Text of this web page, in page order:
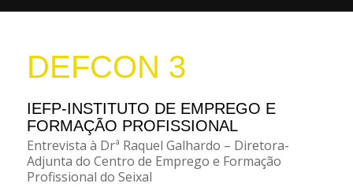
DEFCON 3
IEFP-INSTITUTO DE EMPREGO E
FORMAÇÃO PROFISSIONAL
Entrevista à Drª Raquel Galhardo – Diretora-
Adjunta do Centro de Emprego e Formação
Profissional do Seixal